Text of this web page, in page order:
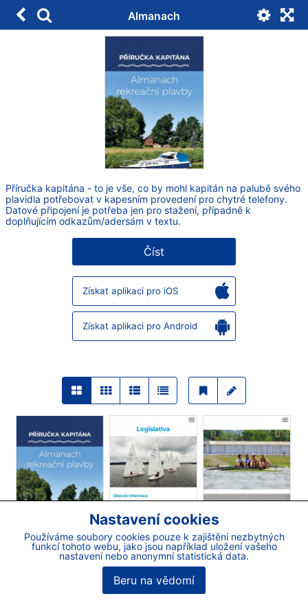
Nastavení cookies
Používáme soubory cookies pouze k zajištění nezbytných
funkcí tohoto webu, jako jsou například uložení vašeho
nastavení nebo anonymní statistická data.
Beru na vědomí
Almanach
Příručka kapitána - to je vše, co by mohl kapitán na palubě svého
plavidla potřebovat v kapesním provedení pro chytré telefony.
Datové připojení je potřeba jen pro stažení, případně k
doplňujícím odkazům/adersám v textu.
Číst
Získat aplikaci pro iOS
Získat aplikaci pro Android